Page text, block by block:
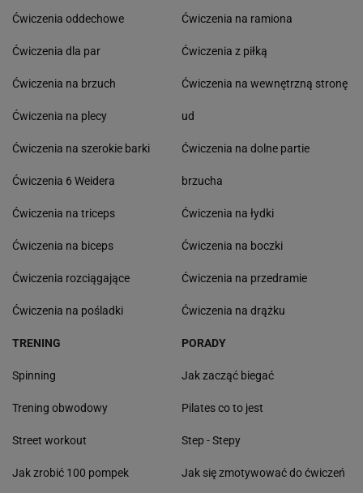
Ćwiczenia oddechowe
Ćwiczenia dla par
Ćwiczenia na brzuch
Ćwiczenia na plecy
Ćwiczenia na szerokie barki
Ćwiczenia 6 Weidera
Ćwiczenia na triceps
Ćwiczenia na biceps
Ćwiczenia rozciągające
Ćwiczenia na pośladki
Ćwiczenia na ramiona
Ćwiczenia z piłką
Ćwiczenia na wewnętrzną stronę
ud
Ćwiczenia na dolne partie
brzucha
Ćwiczenia na łydki
Ćwiczenia na boczki
Ćwiczenia na przedramie
Ćwiczenia na drążku
TRENING
Spinning
Trening obwodowy
Street workout
Jak zrobić 100 pompek
PORADY
Jak zacząć biegać
Pilates co to jest
Step - Stepy
Jak się zmotywować do ćwiczeń